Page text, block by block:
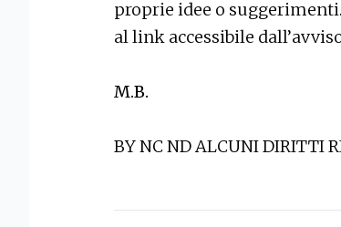
proprie idee o
al link accessibile
M.B.
BY NC ND ALCUNI DIRITTI